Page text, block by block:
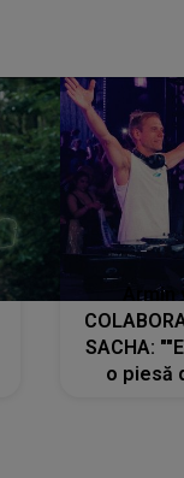
SACHA:
o piesă